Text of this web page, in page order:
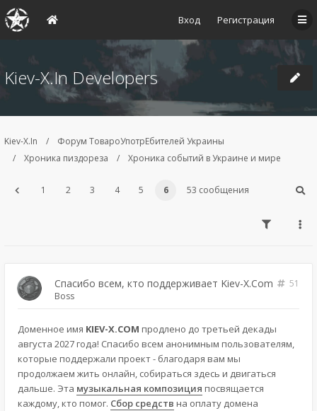
Вход Регистрация
Kiev-X.In Developers
Kiev-X.In
Форум ТовароУпотрЕбителей Украины
Хроника пиздореза
Хроника событий в Украине и мире
1 2 3 4 5 6 53 сообщения
Спасибо всем, кто поддерживает Kiev-X.Com
51
Boss
Доменное имя KIEV-X.COM продлено до третьей декады
августа 2027 года! Спасибо всем анонимным пользователям,
которые поддержали проект - благодаря вам мы
продолжаем жить онлайн, собираться здесь и двигаться
дальше. Эта музыкальная композиция посвящается
каждому, кто помог. Сбор средств на оплату домена